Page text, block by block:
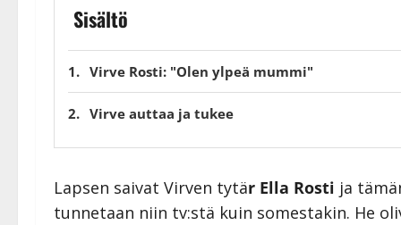
Sisältö
Virve Rosti: "Olen ylpeä mummi"
Virve auttaa ja tukee
Lapsen saivat Virven tytär Ella Rosti ja
tunnetaan niin tv:stä kuin somestakin. He